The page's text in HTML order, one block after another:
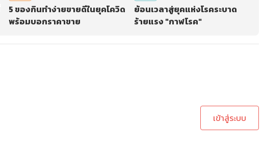
5 ของกินทำง่ายขายดีในยุคโควิด
พร้อมบอกราคาขาย
ย้อนเวลาสู่ยุคแห่งโรคระบาด
ร้ายแรง "กาฬโรค"
เข้าสู่ระบบ